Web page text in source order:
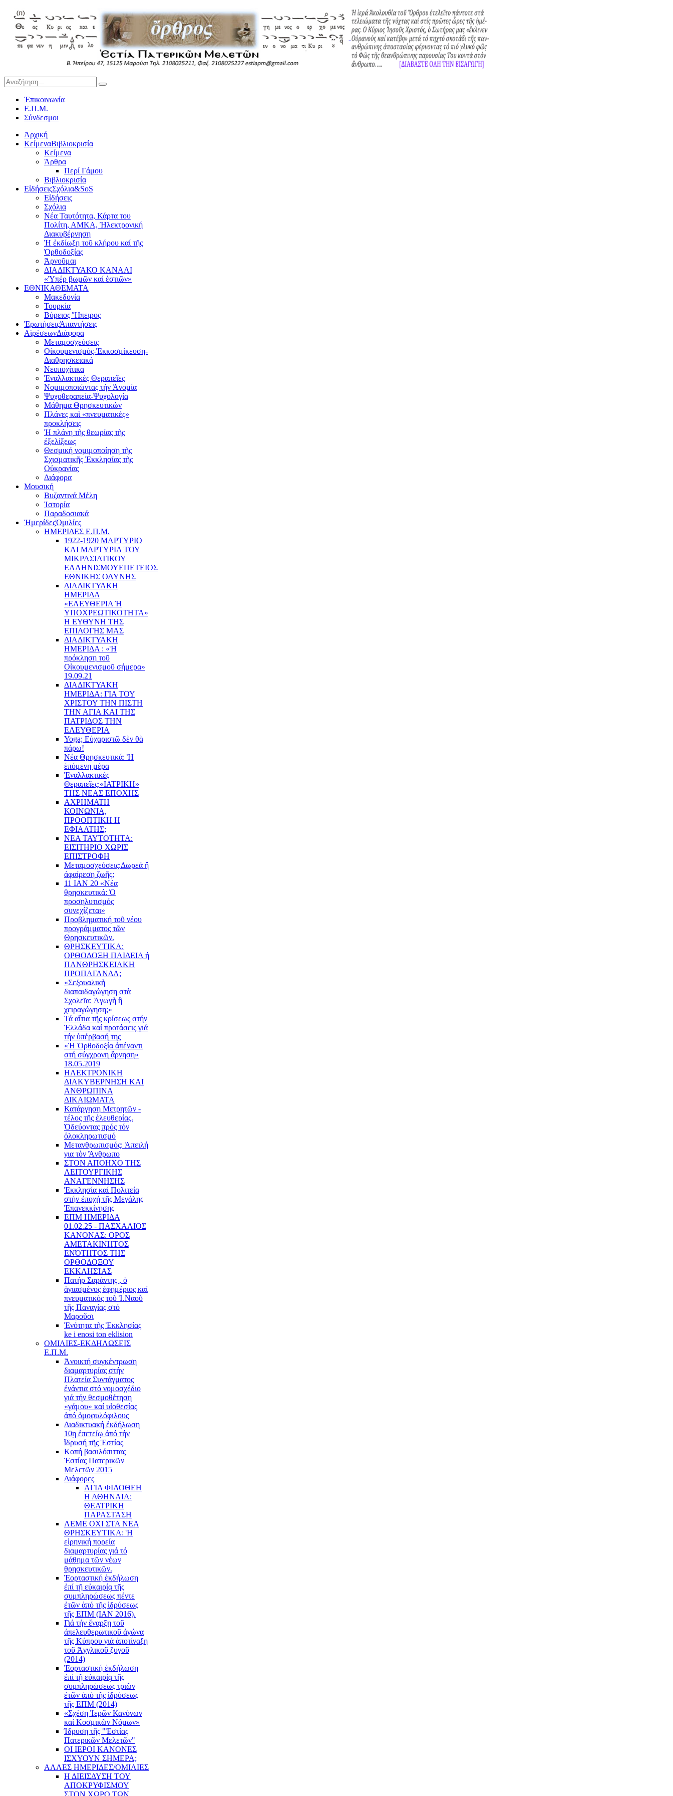
Ἐπικοινωνία
Ε.Π.Μ.
Σύνδεσμοι
Ἀρχική
ΚείμεναΒιβλιοκρισία
Κείμενα
Άρθρα
Περί Γάμου
Βιβλιοκρισία
ΕἰδήσειςΣχόλια&SoS
Εἰδήσεις
Σχόλια
Νέα Ταυτότητα, Κάρτα του
Πολίτη, ΑΜΚΑ, Ἠλεκτρονική
Διακυβέρνηση
Ἡ ἐκδίωξη τοῦ κλήρου καί τῆς
Ὀρθοδοξίας
Ἀρνοῦμαι
ΔΙΑΔΙΚΤΥΑΚΟ ΚΑΝΑΛΙ
«Ὑπέρ βωμῶν καί ἑστιῶν»
ΕΘΝΙΚΑΘΕΜΑΤΑ
Μακεδονία
Τουρκία
Βόρειος Ἤπειρος
ἘρωτήσειςἈπαντήσεις
ΑἱρέσεωνΔιάφορα
Μεταμοσχεύσεις
Οἰκουμενισμός-Ἐκκοσμίκευση-
Διαθρησκειακά
Νεοποχίτικα
Ἐναλλακτικές Θεραπεῖες
Νομιμοποιώντας τήν Ἀνομία
Ψυχοθεραπεία-Ψυχολογία
Μάθημα Θρησκευτικών
Πλάνες καὶ «πνευματικές»
προκλήσεις
Ἡ πλάνη τῆς θεωρίας τῆς
ἐξελίξεως
Θεσμική νομιμοποίηση τῆς
Σχισματικῆς Ἐκκλησίας τῆς
Οὐκρανίας
Διάφορα
Μουσική
Βυζαντινά Μέλη
Ἰστορία
Παραδοσιακά
ἩμερίδεςὉμιλίες
ΗΜΕΡΙΔΕΣ Ε.Π.Μ.
1922-1920 ΜΑΡΤΥΡΙΟ
ΚΑI ΜΑΡΤΥΡIΑ ΤΟΥ
ΜΙΚΡΑΣΙΑΤΙΚΟΥ
EΛΛΗΝΙΣΜΟΥEΠEΤΕΙΟΣ
EΘΝΙΚHΣ O∆YΝΗΣ
ΔΙΑΔΙΚΤΥΑΚΗ
ΗΜΕΡΙΔΑ
«EΛΕΥΘΕΡΙΑ Ή
YΠΟΧΡΕΩΤΙΚΟΤΗΤΑ»
Η ΕΥΘΥΝΗ ΤΗΣ
EΠΙΛΟΓΗΣ ΜΑΣ
ΔΙΑΔΙΚΤΥΑΚΗ
ΗΜΕΡΙΔΑ : «Ἡ
πρόκληση τοῦ
Οἰκουμενισμοῦ σήμερα»
19.09.21
ΔΙΑΔΙΚΤΥΑΚΗ
ΗΜΕΡΙΔΑ: ΓΙΑ ΤΟΥ
ΧΡΙΣΤΟΥ ΤΗΝ ΠΙΣΤΗ
ΤΗΝ ΑΓΙΑ ΚΑΙ ΤΗΣ
ΠΑΤΡΙΔΟΣ ΤΗΝ
ΕΛΕΥΘΕΡΙΑ
Yoga; Εὐχαριστῶ δὲν θὰ
πάρω!
Νέα Θρησκευτικά: Ἡ
ἑπόμενη μέρα
Ἐναλλακτικές
Θεραπεῖες:«ΙΑΤΡΙΚΗ»
ΤΗΣ ΝΕΑΣ ΕΠΟΧΗΣ
ΑΧΡΗΜΑΤΗ
ΚΟΙΝΩΝΙΑ,
ΠΡΟΟΠΤΙΚΗ Η
ΕΦΙΑΛΤΗΣ;
ΝΕΑ ΤΑΥΤΟΤΗΤΑ:
ΕΙΣΙΤΗΡΙΟ ΧΩΡΙΣ
ΕΠΙΣΤΡΟΦΗ
Μεταμοσχεύσεις:Δωρεά ἤ
ἀφαίρεση ζωῆς;
11 ΙΑΝ 20 «Νέα
θρησκευτικά: Ὁ
προσηλυτισμός
συνεχίζεται»
Προβληματική τοῦ νέου
προγράμματος τῶν
Θρησκευτικῶν.
ΘΡΗΣΚΕΥΤΙΚΑ:
ΟΡΘΟΔΟΞΗ ΠΑΙΔΕΙΑ ή
ΠΑΝΘΡΗΣΚΕΙΑΚΗ
ΠΡΟΠΑΓΑΝΔΑ;
«Σεξουαλικὴ
διαπαιδαγώγηση στὰ
Σχολεῖα: Ἀγωγὴ ἢ
χειραγώγηση;»
Τά αἴτια τῆς κρίσεως στήν
Ἑλλάδα καί προτάσεις γιά
τήν ὑπέρβασή της
«Ἡ Ὀρθοδοξία ἀπέναντι
στή σύγχρονη ἄρνηση»
18.05.2019
ΗΛΕΚΤΡΟΝΙΚΗ
ΔΙΑΚΥΒΕΡΝΗΣΗ ΚΑΙ
ΑΝΘΡΩΠΙΝΑ
ΔΙΚΑΙΩΜΑΤΑ
Κατάργηση Μετρητῶν -
τέλος τῆς ἐλευθερίας.
Ὁδεύοντας πρός τόν
ὁλοκληρωτισμό
Μετανθρωπισμός: Ἀπειλή
για τὸν Ἂνθρωπο
ΣΤΟΝ ΑΠΟΗΧΟ ΤΗΣ
ΛΕΙΤΟΥΡΓΙΚΗΣ
ΑΝΑΓΕΝΝΗΣΗΣ
Ἐκκλησία καί Πολιτεία
στήν ἐποχή τῆς Μεγάλης
Ἐπανεκκίνησης
ΕΠΜ ΗΜΕΡΙΔΑ
01.02.25 - ΠΑΣΧΑΛΙΟΣ
ΚΑΝΟΝΑΣ: ΟΡΟΣ
ΑΜΕΤΑΚΙΝΗΤΟΣ
ΕΝΌΤΗΤΟΣ ΤΗΣ
ΟΡΘΟΔΟΞΟΥ
ΕΚΚΛΗΣΊΑΣ
Πατήρ Σαράντης , ὁ
ἁγιασμένος ἐφημέριος καί
πνευματικός τοῦ Ἱ.Ναοῦ
τῆς Παναγίας στό
Μαροῦσι
Ἑνότητα τῆς Ἐκκλησίας
ke i enosi ton eklision
ΟΜΙΛΙΕΣ-ΕΚΔΗΛΩΣΕΙΣ
Ε.Π.Μ.
Ἀνοικτή συγκέντρωση
διαμαρτυρίας στήν
Πλατεία Συντάγματος
ἐνάντια στό νομοσχέδιο
γιά τήν θεσμοθέτηση
«γάμου» καί υἱοθεσίας
ἀπό ὁμοφυλόφιλους
Διαδικτυακή ἐκδήλωση
10ῃ ἐπετείῳ ἀπό τήν
ἵδρυσή τῆς Ἑστίας
Κοπή βασιλόπιττας
Ἑστίας Πατερικῶν
Μελετῶν 2015
Διάφορες
ΑΓΙΑ ΦΙΛΟΘΕΗ
Η ΑΘΗΝΑΙΑ:
ΘΕΑΤΡΙΚΗ
ΠΑΡΑΣΤΑΣΗ
ΛΕΜΕ ΟΧΙ ΣΤΑ ΝΕΑ
ΘΡΗΣΚΕΥΤΙΚΑ: Ἡ
εἰρηνική πορεία
διαμαρτυρίας γιά τό
μάθημα τῶν νέων
θρησκευτικῶν.
Ἑορταστική ἐκδήλωση
ἐπί τῇ εὐκαιρίᾳ τῆς
συμπληρώσεως πέντε
ἐτῶν ἀπό τῆς ἱδρύσεως
τῆς ΕΠΜ (ΙΑΝ 2016).
Γιά τήν ἔναρξη τοῦ
ἀπελευθερωτικοῦ ἀγώνα
τῆς Κύπρου γιά ἀποτίναξη
τοῦ Ἀγγλικοῦ ζυγοῦ
(2014)
Ἑορταστική ἐκδήλωση
ἐπί τῇ εὐκαιρίᾳ τῆς
συμπληρώσεως τριῶν
ἐτῶν ἀπό τῆς ἱδρύσεως
τῆς ΕΠΜ (2014)
«Σχέση Ἱερῶν Κανόνων
καί Κοσμικῶν Νόμων»
Ίδρυση τῆς "Ἑστίας
Πατερικῶν Μελετῶν"
ΟΙ ΙΕΡΟΙ ΚΑΝΟΝΕΣ
ΙΣΧΥΟΥΝ ΣΗΜΕΡΑ;
ΑΛΛΕΣ ΗΜΕΡΙΔΕΣ/ΟΜΙΛΙΕΣ
Η ΔΙΕΙΣΔΥΣΗ ΤΟΥ
ΑΠΟΚΡΥΦΙΣΜΟΥ
ΣΤΟΝ ΧΩΡΟ ΤΩΝ